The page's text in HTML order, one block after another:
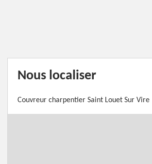
Nous localiser
Couvreur charpentier Saint Louet Sur Vire